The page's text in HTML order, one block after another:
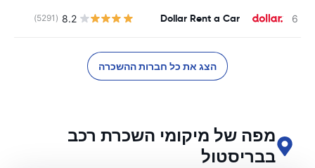
Dollar Rent a Car
8.2
(5291)
הצג את כל חברות ההשכרה
מפה של מיקומי השכרת רכב
בבריסטול